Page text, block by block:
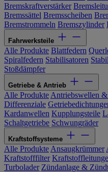
Bremskraftverstärker
Bremssättel Bremsscheiben
Bremstrommeln Bremszylinder
Fahrwerksteile
Alle Produkte Blattfedern
Spiralfedern Stabilisatoren
Stoßdämpfer
Getriebe & Antrieb
Alle Produkte Antriebswellen
Differenziale
Kardanwellen Kupplungsteile
Schaltgetriebe Schwungräder
Kraftstoffsysteme
Alle Produkte Ansaugkrümmer
Kraftstofffilter
Turbolader Zündanlage &